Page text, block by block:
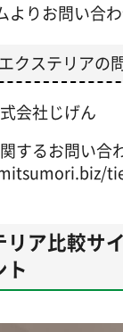
よりお問い合わ
クステリアの
会社じげん
するお問い
ア比較サ
ト